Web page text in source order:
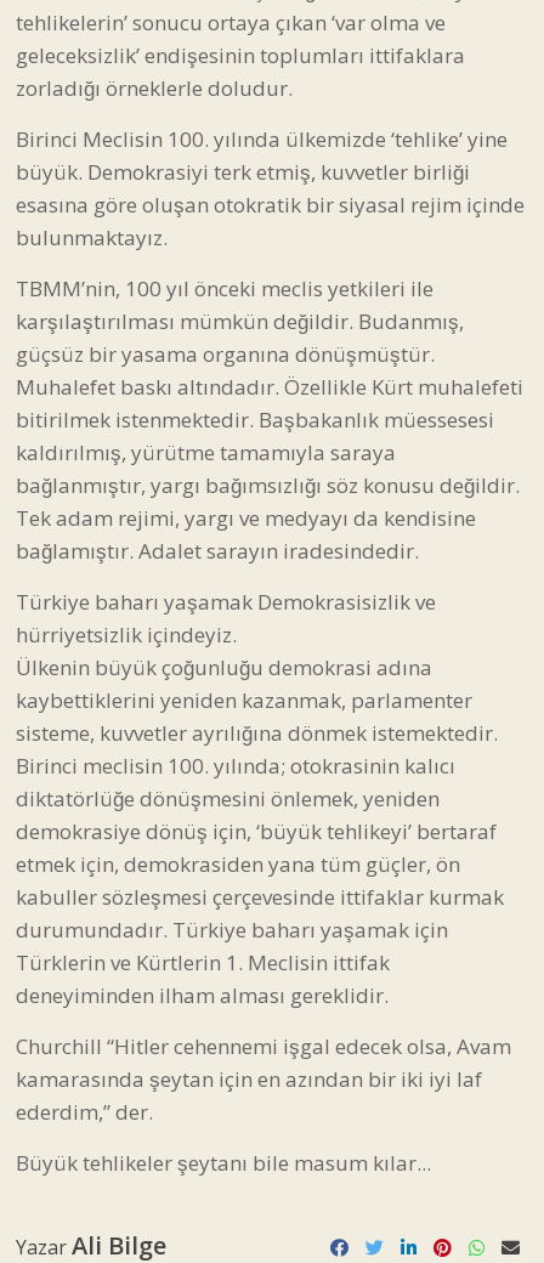
tehlikelerin’ sonucu ortaya çıkan ‘var olma ve
geleceksizlik’ endişesinin toplumları ittifaklara
zorladığı örneklerle doludur.
Birinci Meclisin 100. yılında ülkemizde ‘tehlike’ yine
büyük. Demokrasiyi terk etmiş, kuvvetler birliği
esasına göre oluşan otokratik bir siyasal rejim içinde
bulunmaktayız.
TBMM’nin, 100 yıl önceki meclis yetkileri ile
karşılaştırılması mümkün değildir. Budanmış,
güçsüz bir yasama organına dönüşmüştür.
Muhalefet baskı altındadır. Özellikle Kürt muhalefeti
bitirilmek istenmektedir. Başbakanlık müessesesi
kaldırılmış, yürütme tamamıyla saraya
bağlanmıştır, yargı bağımsızlığı söz konusu değildir.
Tek adam rejimi, yargı ve medyayı da kendisine
bağlamıştır. Adalet sarayın iradesindedir.
Türkiye baharı yaşamak Demokrasisizlik ve
hürriyetsizlik içindeyiz.
Ülkenin büyük çoğunluğu demokrasi adına
kaybettiklerini yeniden kazanmak, parlamenter
sisteme, kuvvetler ayrılığına dönmek istemektedir.
Birinci meclisin 100. yılında; otokrasinin kalıcı
diktatörlüğe dönüşmesini önlemek, yeniden
demokrasiye dönüş için, ‘büyük tehlikeyi’ bertaraf
etmek için, demokrasiden yana tüm güçler, ön
kabuller sözleşmesi çerçevesinde ittifaklar kurmak
durumundadır. Türkiye baharı yaşamak için
Türklerin ve Kürtlerin 1. Meclisin ittifak
deneyiminden ilham alması gereklidir.
Churchill “Hitler cehennemi işgal edecek olsa, Avam
kamarasında şeytan için en azından bir iki iyi laf
ederdim,” der.
Büyük tehlikeler şeytanı bile masum kılar...
YazarAli Bilge